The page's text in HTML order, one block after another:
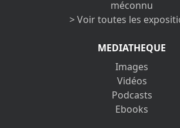
méconnu
> Voir toutes les
MEDIATHEQUE
Images
Vidéos
Podcasts
Ebooks